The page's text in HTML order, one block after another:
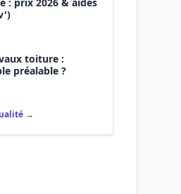
toiture :
préalable ?
→